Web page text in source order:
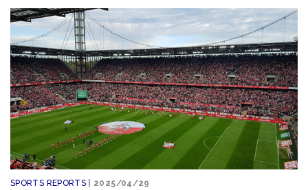
SPORTS REPORTS | 2025/04/29